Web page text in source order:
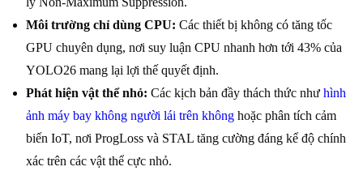
Môi trường chỉ dùng CPU: Các thiết bị không có tăng tốc
GPU chuyên dụng, nơi suy luận CPU nhanh hơn tới 43% của
YOLO26 mang lại lợi thế quyết định.
Phát hiện vật thể nhỏ: Các kịch bản đầy thách thức như hình
ảnh máy bay không người lái trên không hoặc phân tích cảm
biến IoT, nơi ProgLoss và STAL tăng cường đáng kể độ chính
xác trên các vật thể cực nhỏ.